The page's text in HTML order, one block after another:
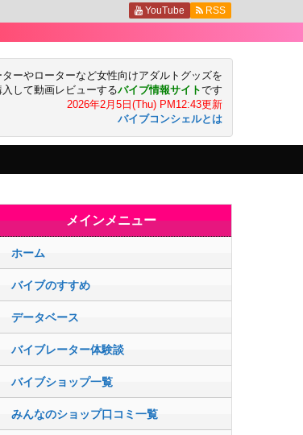
ーやローターなど女性向けアダルトグッズを
入して動画レビューするバイブ情報サイトです
2026年2月5日(Thu) PM12:43更新
バイブコンシェルとは
YouTube RSS
メインメニュー
ホーム
バイブのすすめ
データベース
バイブレーター体験談
バイブショップ一覧
みんなのショップ口コミ一覧